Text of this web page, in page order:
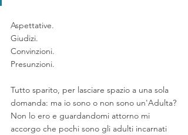
Aspettative.
Giudizi.
Convinzioni.
Presunzioni.
Tutto sparito, per lasciare spazio a una sola
domanda: ma io sono o non sono un'Adulta?
Non lo ero e guardandomi attorno mi
accorgo che pochi sono gli adulti incarnati